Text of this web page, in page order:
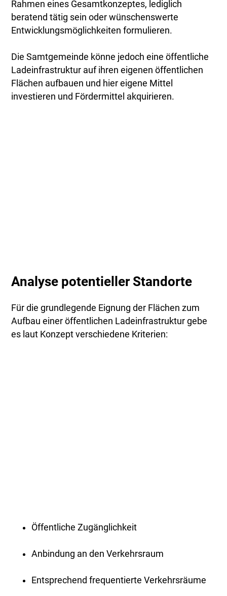
Rahmen eines Gesamtkonzeptes, lediglich
beratend tätig sein oder wünschenswerte
Entwicklungsmöglichkeiten formulieren.
Die Samtgemeinde könne jedoch eine öffentliche
Ladeinfrastruktur auf ihren eigenen öffentlichen
Flächen aufbauen und hier eigene Mittel
investieren und Fördermittel akquirieren.
Analyse potentieller Standorte
Für die grundlegende Eignung der Flächen zum
Aufbau einer öffentlichen Ladeinfrastruktur gebe
es laut Konzept verschiedene Kriterien:
Öffentliche Zugänglichkeit
Anbindung an den Verkehrsraum
Entsprechend frequentierte Verkehrsräume